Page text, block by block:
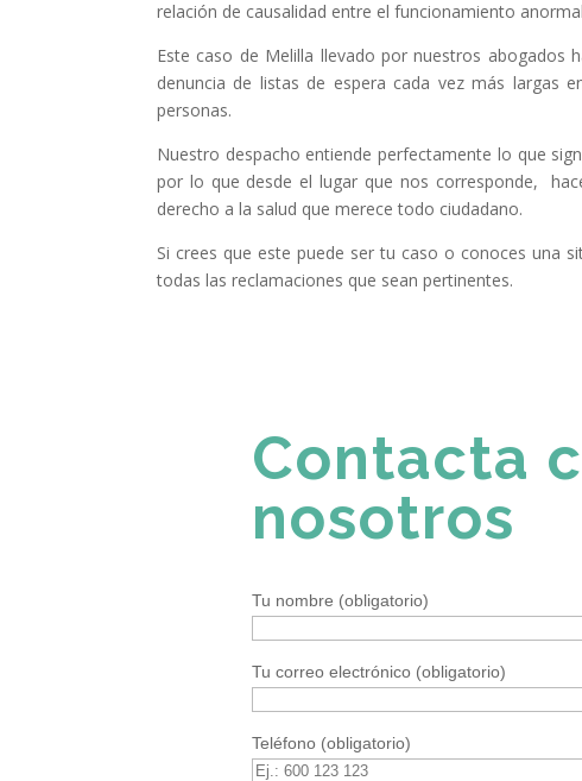
relación de causalidad entre el funcionamiento
Este caso de Melilla llevado por nuestros
denuncia de listas de espera cada vez más largas
personas.
Nuestro despacho entiende perfectamente lo que
por lo que desde el lugar que nos corresponde,
derecho a la salud que merece todo ciudadano.
Si crees que este puede ser tu caso o conoces una
todas las reclamaciones que sean pertinentes.
Contacta
nosotros
Tu nombre (obligatorio)
Tu correo electrónico (obligatorio)
Teléfono (obligatorio)